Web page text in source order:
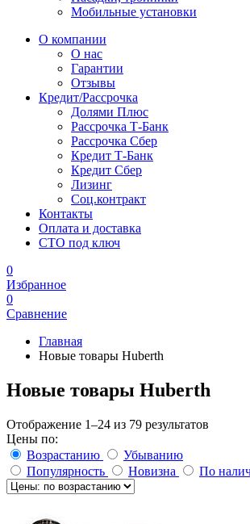
Мобильные установки
О компании
О нас
Гарантии
Отзывы
Кредит/Рассрочка
Долями Плюс
Рассрочка Т-Банк
Рассрочка Сбер
Кредит Т-Банк
Кредит Сбер
Лизинг
Соц.контракт
Контакты
Оплата и доставка
СТО под ключ
0
Избранное
0
Сравнение
Главная
Новые товары Huberth
Новые товары Huberth
Отображение 1–24 из 79 результатов
Цены по:
Возрастанию
Убыванию
Популярность
Новизна По